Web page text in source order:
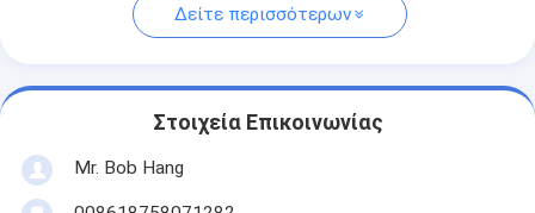
Δείτε περισσότερων
Στοιχεία Επικοινωνίας
Mr. Bob Hang